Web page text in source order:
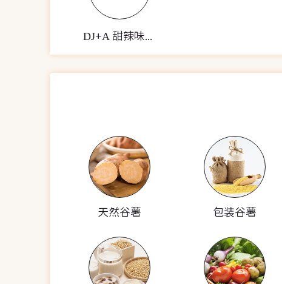
DJ+A 甜辣味芋头甘薯块
天然谷薯 包装谷薯